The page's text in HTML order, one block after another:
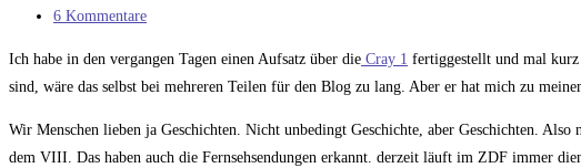
Kategorie:
Beitrags-
6 Kommentare
Ich habe in den vergangen Tagen einen Aufsatz über die Cray 1 fertiggestellt und mal
sind, wäre das selbst bei mehreren Teilen für den Blog zu lang. Aber er hat mich zu
Wir Menschen lieben ja Geschichten. Nicht unbedingt Geschichte, aber Geschichten.
dem VIII. Das haben auch die Fernsehsendungen erkannt. derzeit läuft im ZDF immer